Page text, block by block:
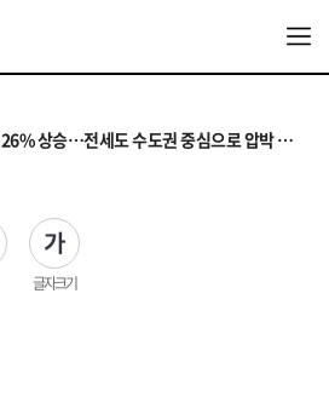
상승…전세도 수도권 중심으로 압박 커져
안전 지원 위축까지… 노란봉투법 불확실성 해법은
처벌과 낙인'에서 '교양과 상식'으로
글자크기